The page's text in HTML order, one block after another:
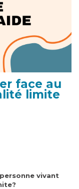
face au
limite
vivant